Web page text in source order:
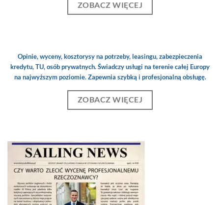
ZOBACZ WIĘCEJ
Opinie, wyceny, kosztorysy na potrzeby, leasingu, zabezpieczenia
kredytu, TU, osób prywatnych. Świadczy usługi na terenie całej Europy
na najwyższym poziomie. Zapewnia szybką i profesjonalną obsługę.
ZOBACZ WIĘCEJ